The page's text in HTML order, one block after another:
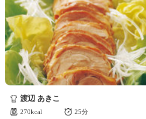
渡辺 あきこ
270kcal
25分